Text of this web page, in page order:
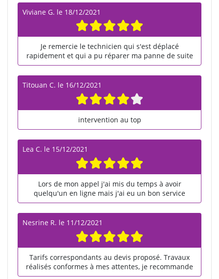
Viviane G. le 18/12/2021
Je remercie le technicien qui s'est déplacé
rapidement et qui a pu réparer ma panne de suite
Titouan C. le 16/12/2021
intervention au top
Lea C. le 15/12/2021
Lors de mon appel j'ai mis du temps à avoir
quelqu'un en ligne mais j'ai eu un bon service
Nesrine R. le 11/12/2021
Tarifs correspondants au devis proposé. Travaux
réalisés conformes à mes attentes, je recommande